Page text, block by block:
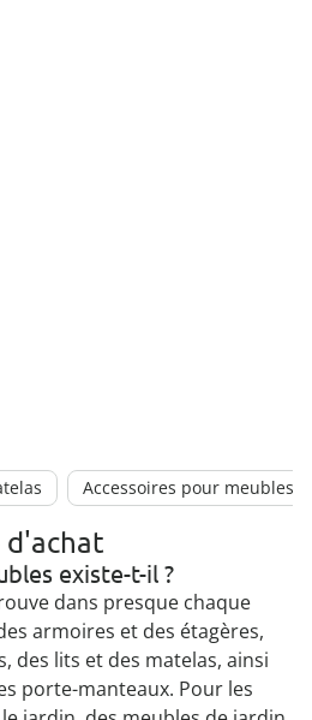
Accessoires pour meubles
d'achat
existe-t-il ?
dans presque chaque
armoires et des étagères,
des lits et des matelas, ainsi
porte-manteaux. Pour les